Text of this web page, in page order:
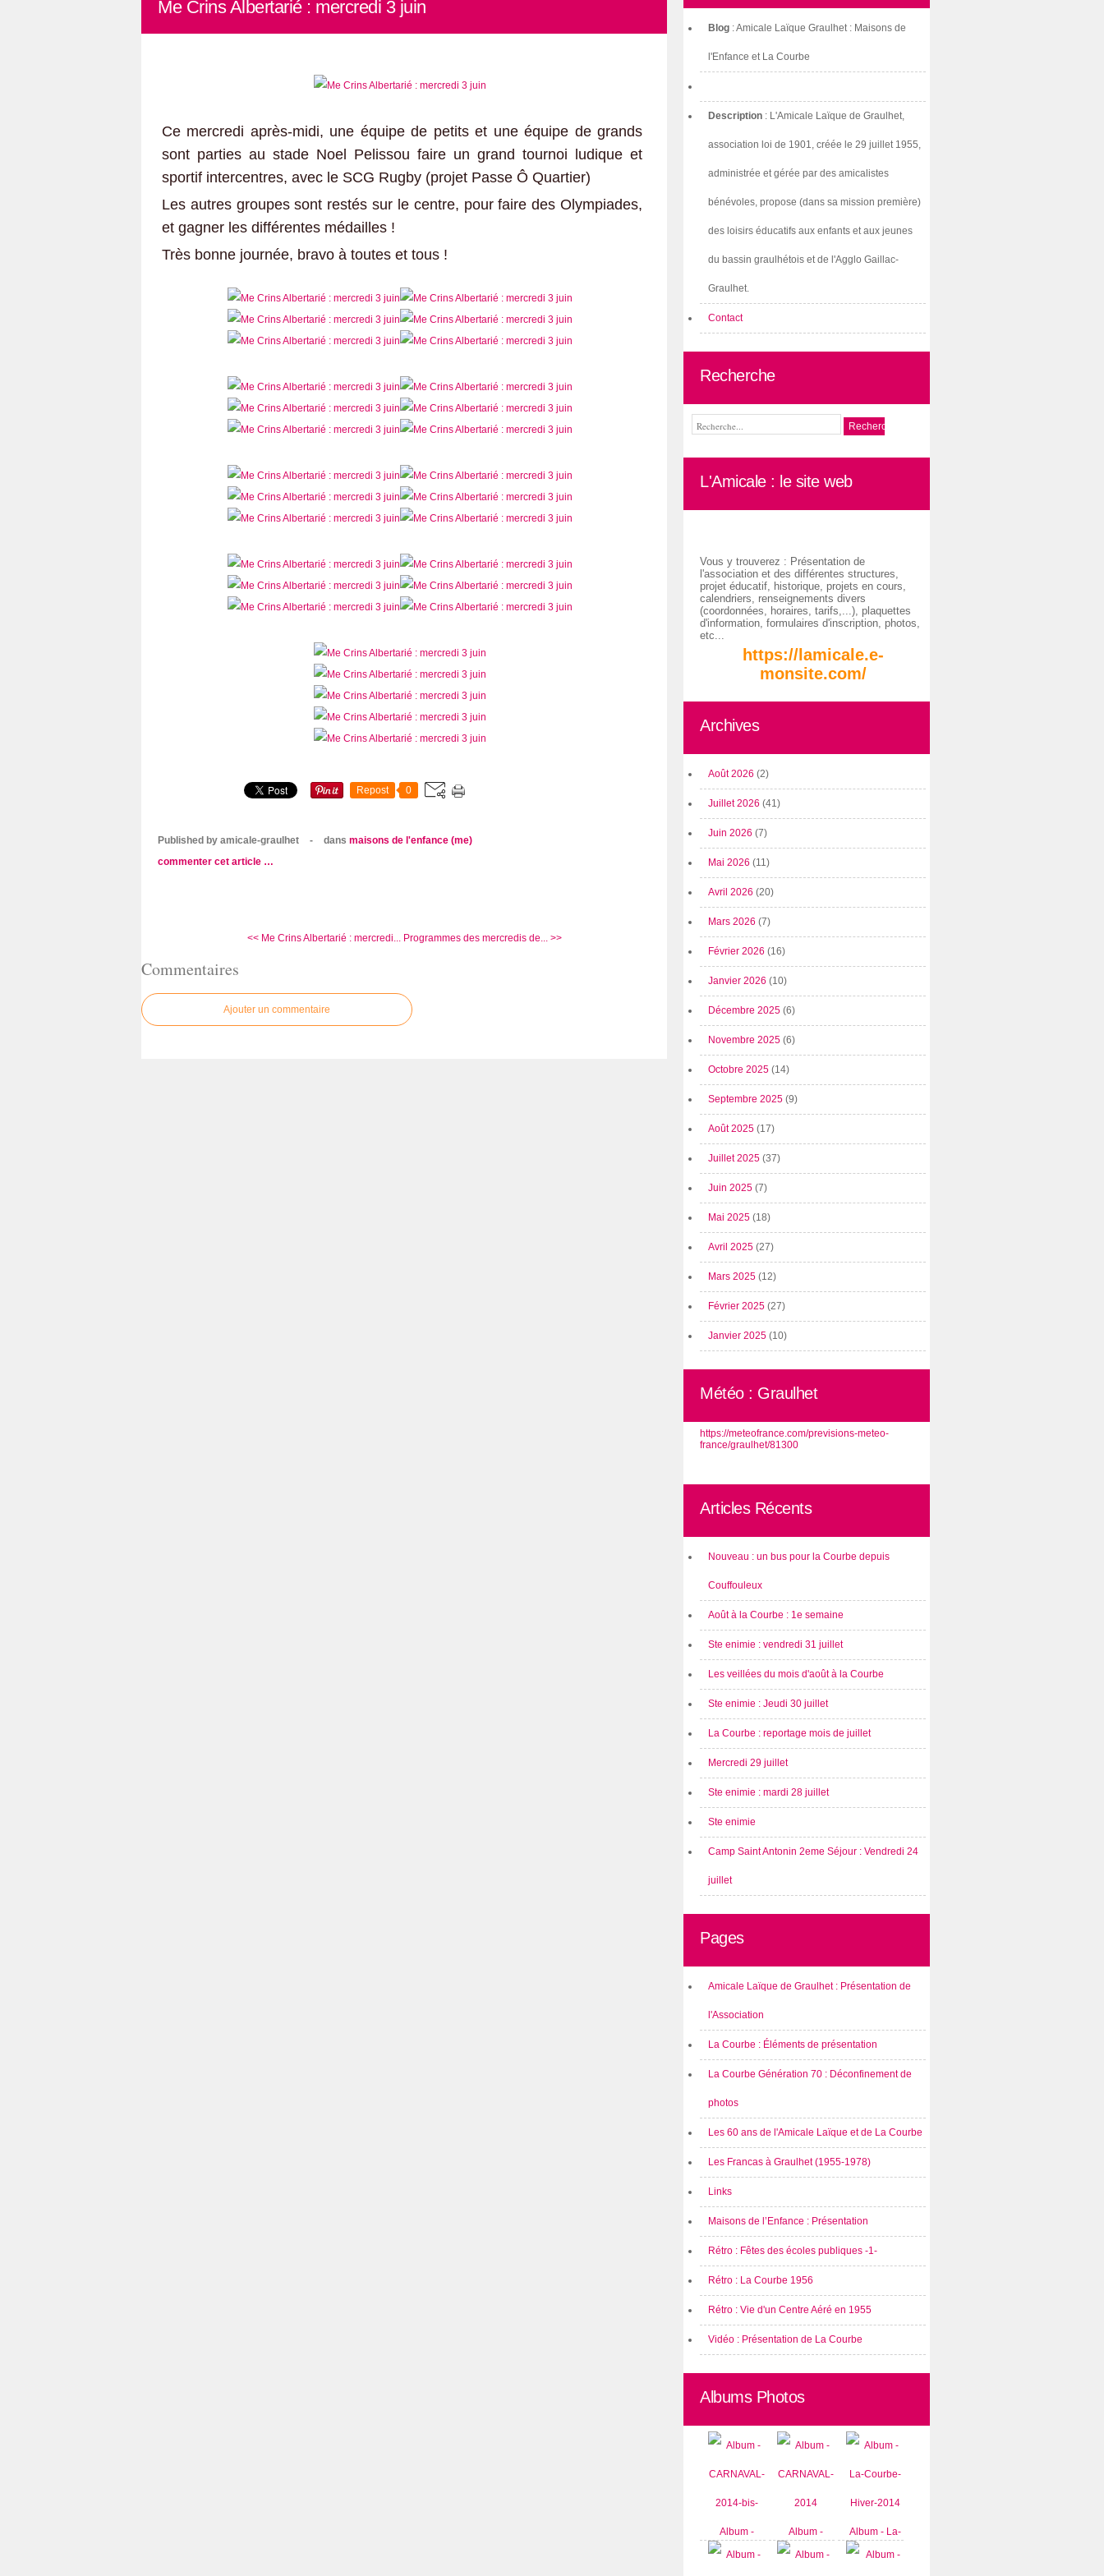
Me Crins Albertarié : mercredi 3 juin
Ce mercredi après-midi, une équipe de petits et une équipe de grands
sont parties au stade Noel Pelissou faire un grand tournoi ludique et
sportif intercentres, avec le SCG Rugby (projet Passe Ô Quartier)
Les autres groupes sont restés sur le centre, pour faire des Olympiades,
et gagner les différentes médailles !
Très bonne journée, bravo à toutes et tous !
Repost 0
Published by amicale-graulhet - dans maisons de l'enfance (me)
commenter cet article …
<< Me Crins Albertarié : mercredi... Programmes des mercredis de... >>
Commentaires
Ajouter un commentaire
Blog : Amicale Laïque Graulhet : Maisons de
l'Enfance et La Courbe
Description : L'Amicale Laïque de Graulhet,
association loi de 1901, créée le 29 juillet 1955,
administrée et gérée par des amicalistes
bénévoles, propose (dans sa mission première)
des loisirs éducatifs aux enfants et aux jeunes
du bassin graulhétois et de l'Agglo Gaillac-
Graulhet.
Contact
Recherche
L'Amicale : le site web
Vous y trouverez : Présentation de
l'association et des différentes structures,
projet éducatif, historique, projets en cours,
calendriers, renseignements divers
(coordonnées, horaires, tarifs,...), plaquettes
d'information, formulaires d'inscription, photos,
etc...
https://lamicale.e-
monsite.com/
Archives
Août 2026 (2)
Juillet 2026 (41)
Juin 2026 (7)
Mai 2026 (11)
Avril 2026 (20)
Mars 2026 (7)
Février 2026 (16)
Janvier 2026 (10)
Décembre 2025 (6)
Novembre 2025 (6)
Octobre 2025 (14)
Septembre 2025 (9)
Août 2025 (17)
Juillet 2025 (37)
Juin 2025 (7)
Mai 2025 (18)
Avril 2025 (27)
Mars 2025 (12)
Février 2025 (27)
Janvier 2025 (10)
Météo : Graulhet
https://meteofrance.com/previsions-meteo-
france/graulhet/81300
Articles Récents
Nouveau : un bus pour la Courbe depuis
Couffouleux
Août à la Courbe : 1e semaine
Ste enimie : vendredi 31 juillet
Les veillées du mois d'août à la Courbe
Ste enimie : Jeudi 30 juillet
La Courbe : reportage mois de juillet
Mercredi 29 juillet
Ste enimie : mardi 28 juillet
Ste enimie
Camp Saint Antonin 2eme Séjour : Vendredi 24
juillet
Pages
Amicale Laïque de Graulhet : Présentation de
l'Association
La Courbe : Éléments de présentation
La Courbe Génération 70 : Déconfinement de
photos
Les 60 ans de l'Amicale Laïque et de La Courbe
Les Francas à Graulhet (1955-1978)
Links
Maisons de l’Enfance : Présentation
Rétro : Fêtes des écoles publiques -1-
Rétro : La Courbe 1956
Rétro : Vie d'un Centre Aéré en 1955
Vidéo : Présentation de La Courbe
Albums Photos
Album -
CARNAVAL-
Album -
CARNAVAL-
Album - La-
Courbe-